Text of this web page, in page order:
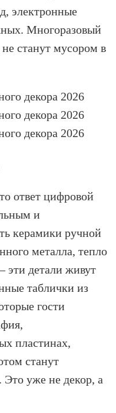
электронные
Многоразовый
станут мусором в
ответ цифровой
и
керамики ручной
металла, тепло
эти детали живут
таблички из
гости
пластинах,
станут
уже не декор, а